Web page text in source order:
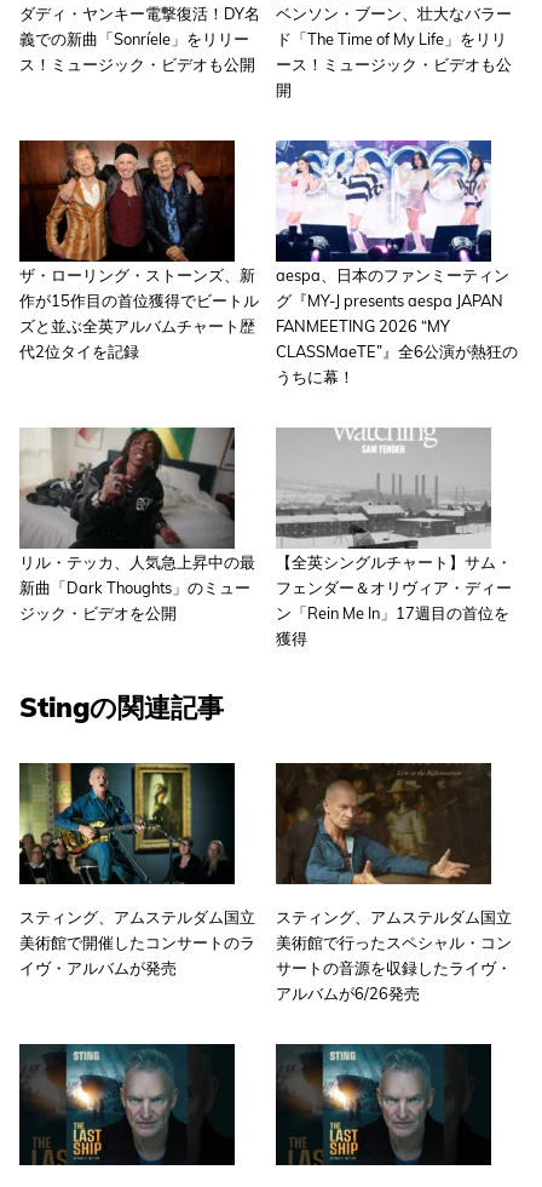
ダディ・ヤンキー電撃復活！DY名
義での新曲「Sonríele」をリリー
ス！ミュージック・ビデオも公開
ベンソン・ブーン、壮大なバラー
ド「The Time of My Life」をリリ
ース！ミュージック・ビデオも公
開
ザ・ローリング・ストーンズ、新
作が15作目の首位獲得でビートル
ズと並ぶ全英アルバムチャート歴
代2位タイを記録
aespa、日本のファンミーティン
グ『MY-J presents aespa JAPAN
FANMEETING 2026 “MY
CLASSMaeTE”』全6公演が熱狂の
うちに幕！
リル・テッカ、人気急上昇中の最
新曲「Dark Thoughts」のミュー
ジック・ビデオを公開
【全英シングルチャート】サム・
フェンダー＆オリヴィア・ディー
ン「Rein Me In」17週目の首位を
獲得
Stingの関連記事
スティング、アムステルダム国立
美術館で開催したコンサートのラ
イヴ・アルバムが発売
スティング、アムステルダム国立
美術館で行ったスペシャル・コン
サートの音源を収録したライヴ・
アルバムが6/26発売